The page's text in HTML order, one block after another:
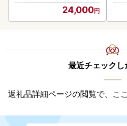
24,000
最近チェックし
返礼品詳細ページの閲覧で、こ